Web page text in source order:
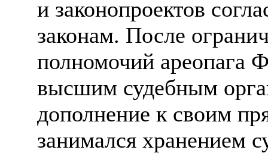
и законопроектов
законам. После
полномочий ареопага
высшим судебным
дополнение к своим
занимался хранением